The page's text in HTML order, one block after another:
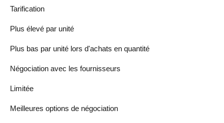
Tarification
Plus élevé par unité
Plus bas par unité lors d'achats en quantité
Négociation avec les fournisseurs
Limitée
Meilleures options de négociation